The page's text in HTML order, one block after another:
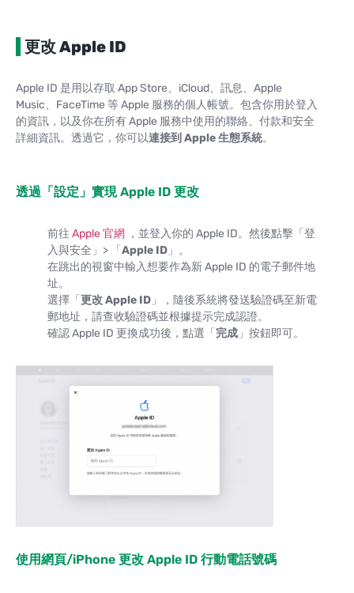
更改 Apple ID
Apple ID 是用以存取 App Store、iCloud、訊息、Apple
Music、FaceTime 等 Apple 服務的個人帳號。包含你用於登入
的資訊，以及你在所有 Apple 服務中使用的聯絡、付款和安全
詳細資訊。透過它，你可以連接到 Apple 生態系統。
透過「設定」實現 Apple ID 更改
前往 Apple 官網 ，並登入你的 Apple ID。然後點擊「登
入與安全」> 「 Apple ID 」。
在跳出的視窗中輸入想要作為新 Apple ID 的電子郵件地
址。
選擇「 更改 Apple ID 」，隨後系統將發送驗證碼至新電
郵地址，請查收驗證碼並根據提示完成認證。
確認 Apple ID 更換成功後，點選「 完成 」按鈕即可。
使用網頁/iPhone 更改 Apple ID 行動電話號碼